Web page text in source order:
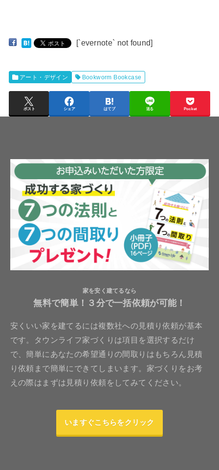
[`evernote` not found]
アート・デザイン Bookworm Bookcase
ポスト シェア はてブ 送る Pocket
家を安く建てるなら
無料で簡単！３分で一括依頼が可能！
安くいい家を建てるには複数社への見積り依頼が基本
です。タウンライフ家づくりは項目を選択するだけ
で、簡単にあなたの希望通りの間取りはもちろん見積
り依頼まで簡単にできてしまいます。家づくりをお考
えの際はまずは見積り依頼をしてみてください。
いますぐこちらをクリック